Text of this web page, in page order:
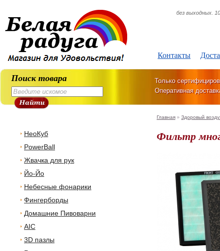
Контакты
без выходных.
Поиск товара
Только
Оперативная
НеоКуб
PowerBall
Жвачка для рук
Йо-Йо
Небесные фонарики
Фингерборды
Домашние Пивоварни
AIC
3D пазлы
Главная » Здоровый
Фильтр